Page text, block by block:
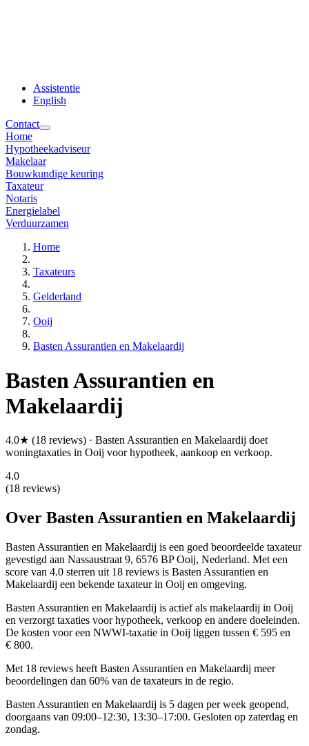
Assistentie
English
Contact
Home
Hypotheekadviseur
Makelaar
Bouwkundige keuring
Taxateur
Notaris
Energielabel
Verduurzamen
Home
Taxateurs
Gelderland
Ooij
Basten Assurantien en Makelaardij
Basten Assurantien en
Makelaardij
4.0★ (18 reviews) · Basten Assurantien en Makelaardij doet
woningtaxaties in Ooij voor hypotheek, aankoop en verkoop.
4.0
(18 reviews)
Over Basten Assurantien en Makelaardij
Basten Assurantien en Makelaardij is een goed beoordeelde taxateur
gevestigd aan Nassaustraat 9, 6576 BP Ooij, Nederland. Met een
score van 4.0 sterren uit 18 reviews is Basten Assurantien en
Makelaardij een bekende taxateur in Ooij en omgeving.
Basten Assurantien en Makelaardij is actief als makelaardij in Ooij
en verzorgt taxaties voor hypotheek, verkoop en andere doeleinden.
De kosten voor een NWWI-taxatie in Ooij liggen tussen € 595 en
€ 800.
Met 18 reviews heeft Basten Assurantien en Makelaardij meer
beoordelingen dan 60% van de taxateurs in de regio.
Basten Assurantien en Makelaardij is 5 dagen per week geopend,
doorgaans van 09:00–12:30, 13:30–17:00. Gesloten op zaterdag en
zondag.